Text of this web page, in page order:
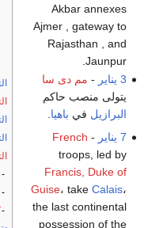
-
-
-
Akbar annexes
Ajmer , gateway to
Rajasthan , and
Jaunpur.
3 يناير
- مم دى سا
يتولى منصب حاكم
البرازيل في باهيا
7 يناير
-
French
troops, led by
Francis, Duke of
Guise، take Calais،
the last continental
possession of the